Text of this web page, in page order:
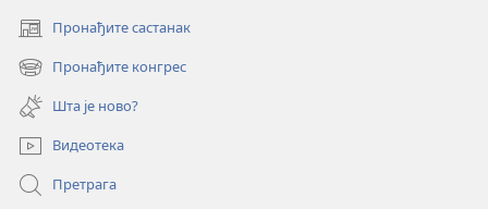
Пронађите састанак
(отвара
нови
прозор)
Пронађите конгрес
(отвара
нови
прозор)
Шта је ново?
Видеотека
Претрага